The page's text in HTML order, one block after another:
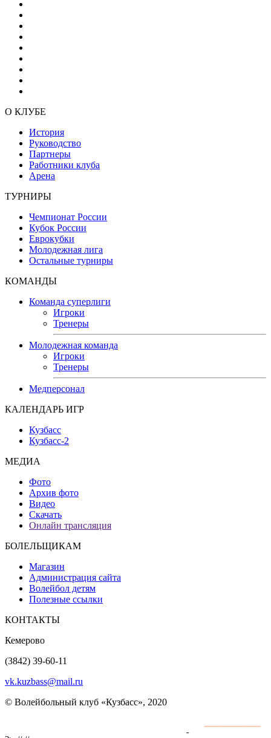
О КЛУБЕ
История
Руководство
Партнеры
Работники клуба
Арена
ТУРНИРЫ
Чемпионат России
Кубок России
Еврокубки
Молодежная лига
Остальные турниры
КОМАНДЫ
Команда суперлиги
Игроки
Тренеры
Молодежная команда
Игроки
Тренеры
Медперсонал
КАЛЕНДАРЬ ИГР
Кузбасс
Кузбасс-2
МЕДИА
Фото
Архив фото
Видео
Скачать
Онлайн трансляция
БОЛЕЛЬЩИКАМ
Магазин
Администрация сайта
Волейбол детям
Полезные ссылки
КОНТАКТЫ
Кемерово
(3842) 39-60-11
vk.kuzbass@mail.ru
© Волейбольный клуб «Кузбасс», 2020